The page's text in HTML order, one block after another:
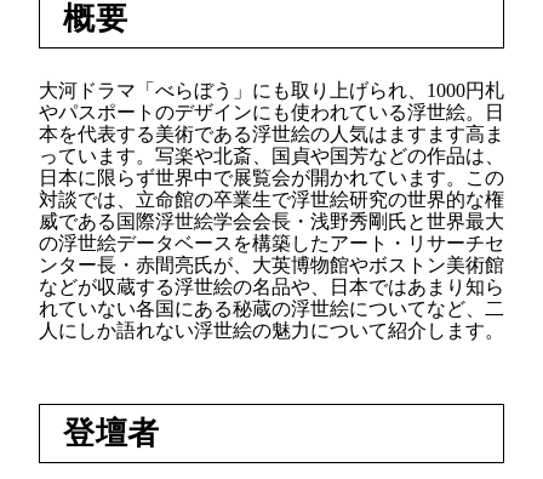
概要
大河ドラマ「べらぼう」にも取り上げられ、1000円札
やパスポートのデザインにも使われている浮世絵。日
本を代表する美術である浮世絵の人気はますます高ま
っています。写楽や北斎、国貞や国芳などの作品は、
日本に限らず世界中で展覧会が開かれています。この
対談では、立命館の卒業生で浮世絵研究の世界的な権
威である国際浮世絵学会会長・浅野秀剛氏と世界最大
の浮世絵データベースを構築したアート・リサーチセ
ンター長・赤間亮氏が、大英博物館やボストン美術館
などが収蔵する浮世絵の名品や、日本ではあまり知ら
れていない各国にある秘蔵の浮世絵についてなど、二
人にしか語れない浮世絵の魅力について紹介します。
登壇者